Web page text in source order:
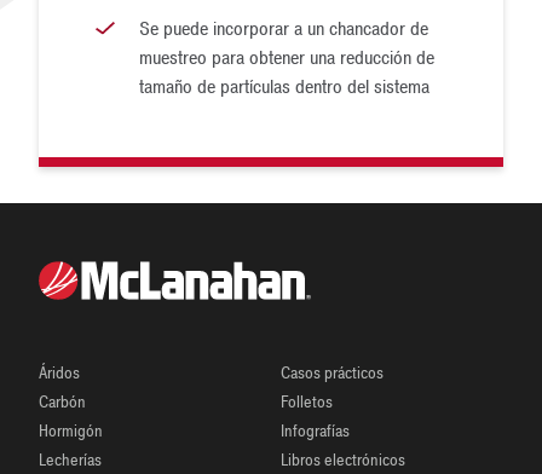
una cantidad significativa de manipulación de material.
Como suele ocurrir, la mejor forma de manejar una
que McLanahan alienta a que los futuros clientes se
aplicación y ofrecerle asesoría personalizada para sus
requisitos específicos.
Se puede incorporar a un chancador de
muestreo para obtener una reducción de
tamaño de partículas dentro del sistema
Áridos
Carbón
Hormigón
Lecherías
Casos prácticos
Folletos
Infografías
Libros electrónicos